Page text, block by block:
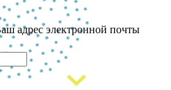
адрес электронной почты